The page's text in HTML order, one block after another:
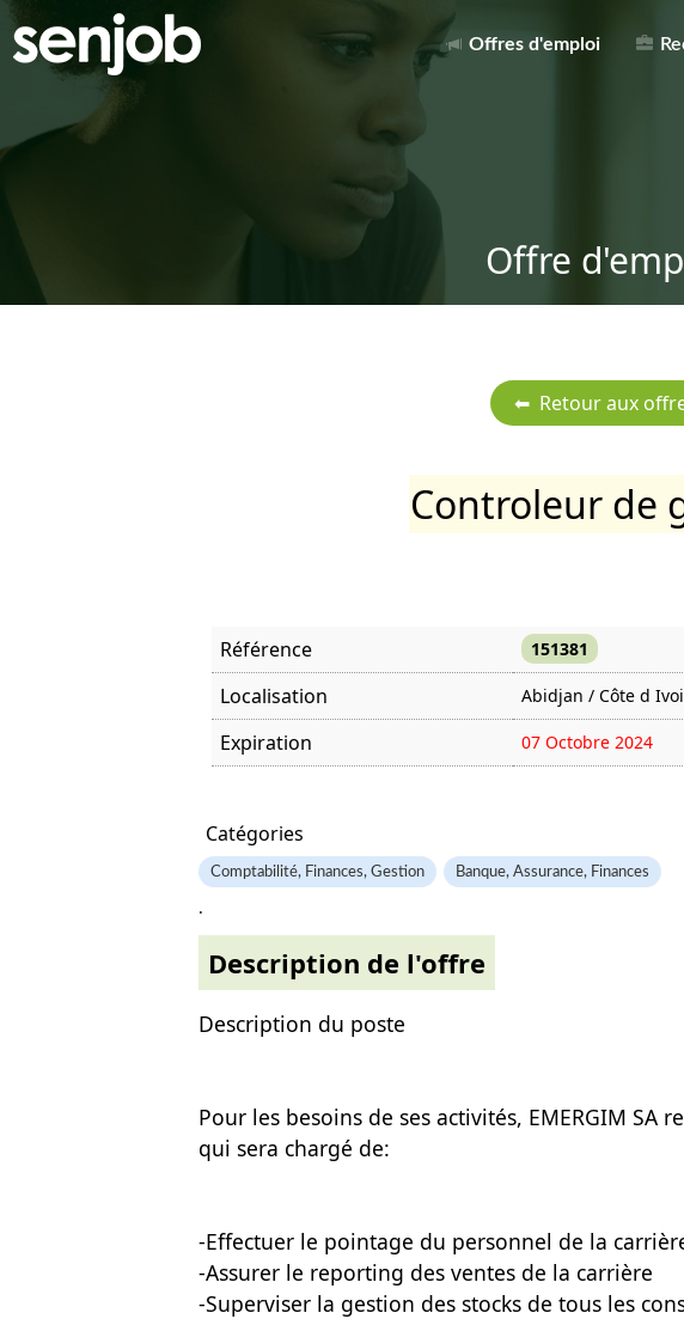
Offres d'emploi
Offre
Controleur de
Référence 151381
Localisation Abidjan / Côte d
Expiration 07 Octobre 2024
Catégories
Comptabilité, Finances, Gestion Banque, Assurance, Finances
.
Description de l'offre
Description du poste
Pour les besoins de ses activités, EMERGIM SA
qui sera chargé de:
-Effectuer le pointage du personnel de la
-Assurer le reporting des ventes de la carrière
-Superviser la gestion des stocks de tous les